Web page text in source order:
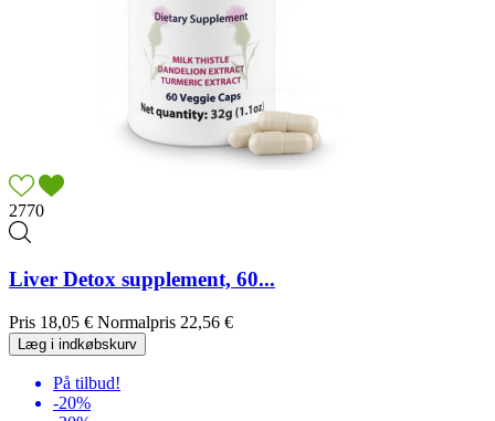
2770
Liver Detox supplement, 60...
Pris 18,05 € Normalpris 22,56 €
Læg i indkøbskurv
På tilbud!
-20%